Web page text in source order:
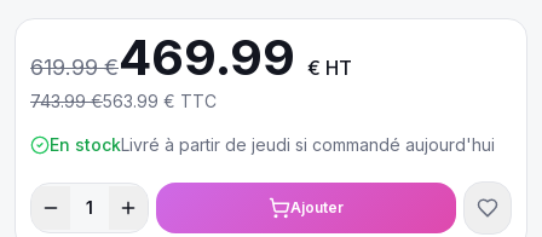
619.99€469.99 € HT
743.99€563.99 € TTC
En stockLivré à partir de jeudi si commandé aujourd'hui
1 Ajouter